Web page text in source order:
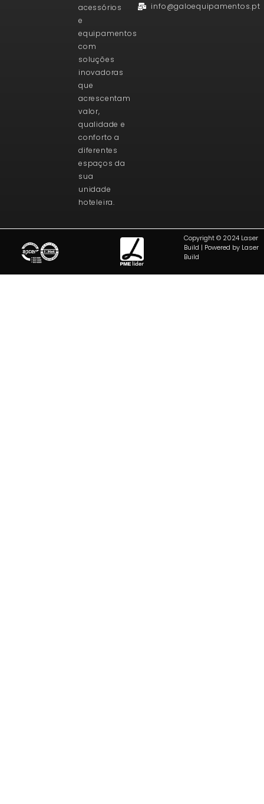
acessórios
e
equipamentos
com
soluções
inovadoras
que
acrescentam
valor,
qualidade e
conforto a
diferentes
espaços da
sua
unidade
hoteleira.
info@galoequipamentos.pt
Copyright © 2024 Laser
Build | Powered by Laser
Build